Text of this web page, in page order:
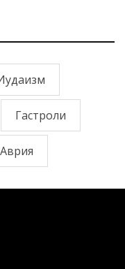
Гастроли
Аврия